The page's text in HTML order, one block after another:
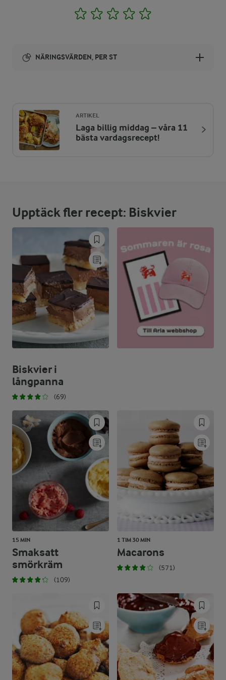
1 2 3 4
NÄRINGSVÄRDEN, PER ST
ENERGIDISTRIBUTION %
NÄRINGSVÄRDEN PER ST
Fett:
61,6 %
23 g
Kolhydrater:
ARTIKEL
Laga billig middag – våra 11
bästa vardagsrecept!
Upptäck fler recept: Biskvier
Biskvier i
långpanna
(69)
15 MIN
Smaksatt
smörkräm
(109)
1 TIM 30 MIN
Macarons
(571)